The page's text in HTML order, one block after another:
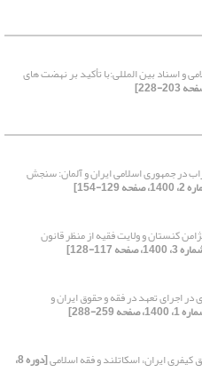
و اسناد بین المللی:با تأکید بر نهضت های
در جمهوری اسلامی ایران و آلمان: سنجش
کنستان و ولایت فقیه از منظر قانون
اجرای تعهد در فقه و حقوق ایران و
ایران، اسکاتلند و فقه اسلامی [دوره 8،